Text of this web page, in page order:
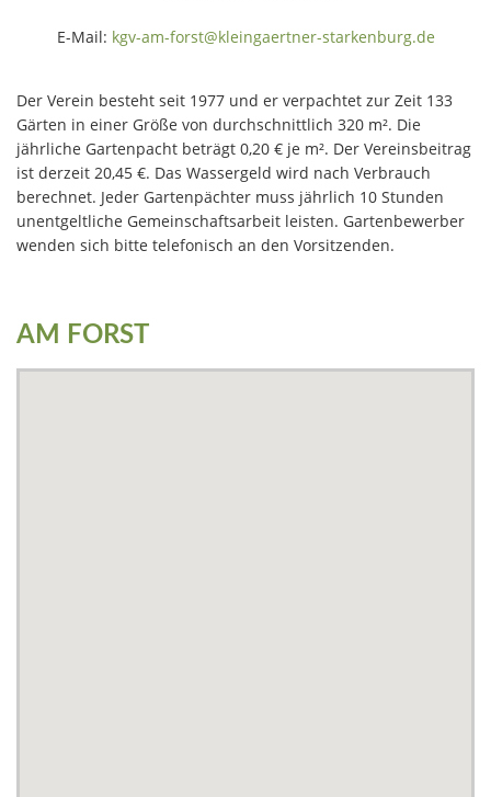
E-Mail: kgv-am-forst@kleingaertner-starkenburg.de
Der Verein besteht seit 1977 und er verpachtet zur Zeit 133
Gärten in einer Größe von durchschnittlich 320 m². Die
jährliche Gartenpacht beträgt 0,20 € je m². Der Vereinsbeitrag
ist derzeit 20,45 €. Das Wassergeld wird nach Verbrauch
berechnet. Jeder Gartenpächter muss jährlich 10 Stunden
unentgeltliche Gemeinschaftsarbeit leisten. Gartenbewerber
wenden sich bitte telefonisch an den Vorsitzenden.
AM FORST